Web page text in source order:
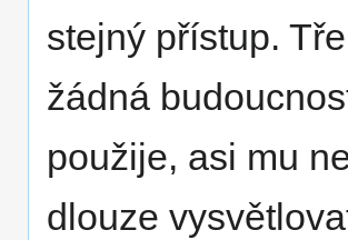
stejný přístup.
žádná
použije, asi mu
dlouze